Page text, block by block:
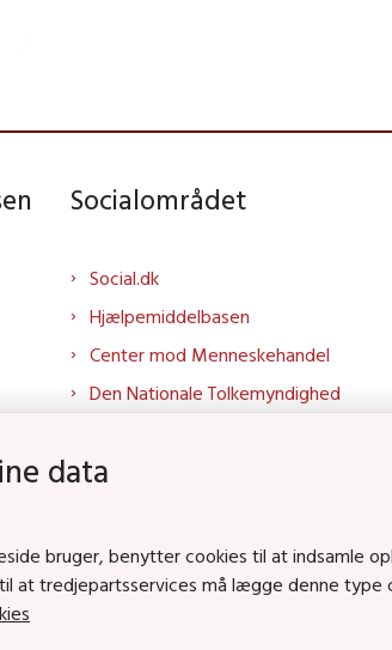
Socialområdet
Social.dk
Hjælpemiddelbasen
Center mod Menneskehandel
Den Nationale Tolkemyndighed
Tolkeportalen
Socialområdet på YouTube
Podcasts på SoundCloud
data
bruger, benytter cookies til at indsamle
at tredjepartsservices må lægge denne